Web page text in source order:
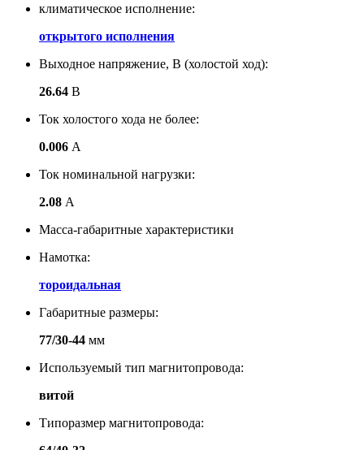
климатическое исполнение:
открытого исполнения
Выходное напряжение, В (холостой ход):
26.64 В
Ток холостого хода не более:
0.006 А
Ток номинальной нагрузки:
2.08 А
Масса-габаритные характеристики
Намотка:
тороидальная
Габаритные размеры:
77/30-44 мм
Используемый тип магнитопровода:
витой
Типоразмер магнитопровода: